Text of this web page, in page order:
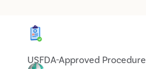
USFDA-Approved Procedure